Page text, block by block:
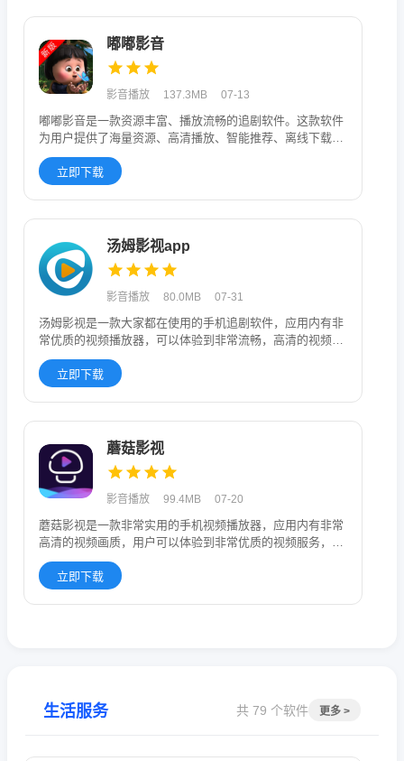
嘟嘟影音
影音播放 137.3MB 07-13
嘟嘟影音是一款资源丰富、播放流畅的追剧软件。这款软件
为用户提供了海量资源、高清播放、智能推荐、离线下载等
功能，让用户可以
立即下载
汤姆影视app
影音播放 80.0MB 07-31
汤姆影视是一款大家都在使用的手机追剧软件，应用内有非
常优质的视频播放器，可以体验到非常流畅，高清的视频观
看体验，应用内有
立即下载
蘑菇影视
影音播放 99.4MB 07-20
蘑菇影视是一款非常实用的手机视频播放器，应用内有非常
高清的视频画质，用户可以体验到非常优质的视频服务，用
户可以在这里找到
立即下载
生活服务 共 79 个软件 更多 >